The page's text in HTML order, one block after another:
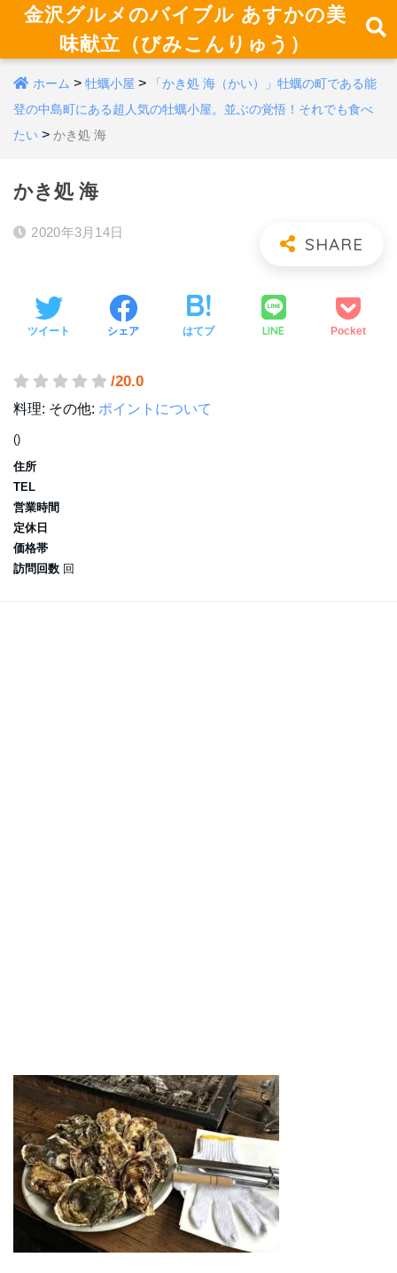
金沢グルメのバイブル あすかの美
味献立（びみこんりゅう）
ホーム > 牡蠣小屋 >
「かき処 海（かい）」牡蠣の町である能
登の中島町にある超人気の牡蠣小屋。並ぶの覚悟！それでも食べ
たい > かき処 海
かき処 海
2020年3月14日
ツイート シェア はてブ LINE Pocket
/20.0
料理: その他: ポイントについて
()
住所
TEL
営業時間
定休日
価格帯
訪問回数 回